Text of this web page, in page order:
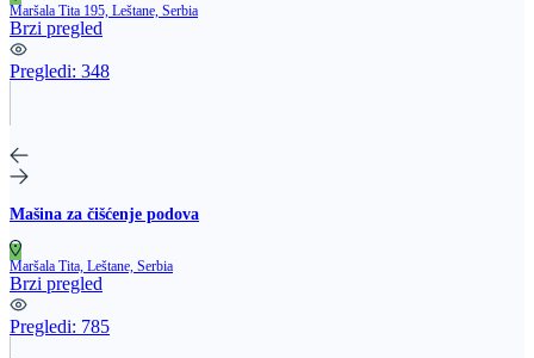
Maršala Tita 195, Leštane, Serbia
Brzi pregled
Pregledi: 348
Mašina za čišćenje podova
Maršala Tita, Leštane, Serbia
Brzi pregled
Pregledi: 785